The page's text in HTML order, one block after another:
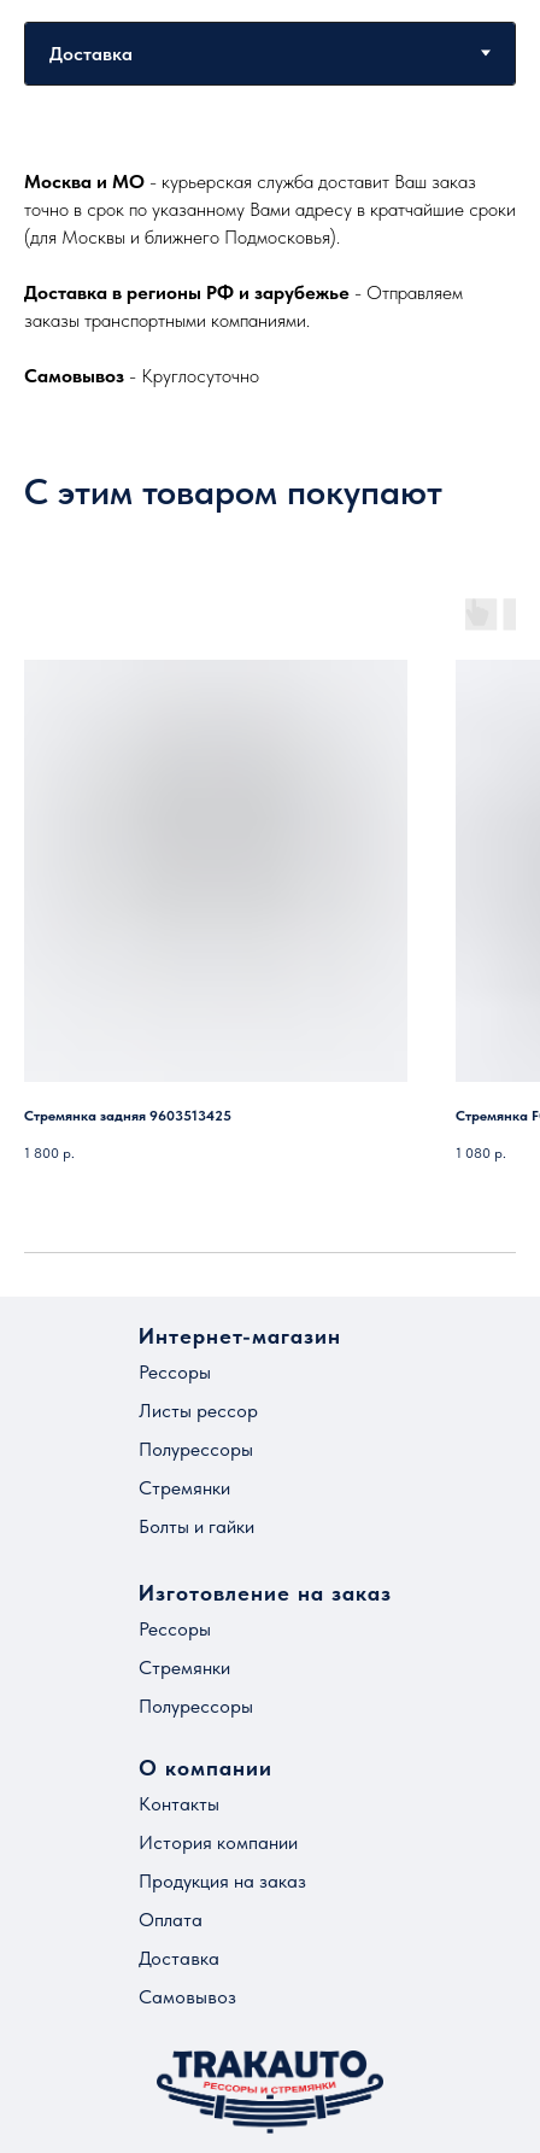
Москва и МО - курьерская служба доставит Ваш заказ
точно в срок по указанному Вами адресу в кратчайшие сроки
(для Москвы и ближнего Подмосковья).
Доставка в регионы РФ и зарубежье - Отправляем
заказы транспортными компаниями.
Самовывоз - Круглосуточно
С этим товаром покупают
Стремянка задняя 9603513425
1 800 р.
Стремянка
1 080 р.
Интернет-магазин
Рессоры
Листы рессор
Полурессоры
Стремянки
Болты и гайки
Изготовление на заказ
Рессоры
Стремянки
Полурессоры
О компании
Контакты
История компании
Продукция на заказ
Оплата
Доставка
Самовывоз